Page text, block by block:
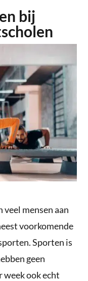
bij
mensen aan
voorkomende
Sporten is
geen
week ook echt